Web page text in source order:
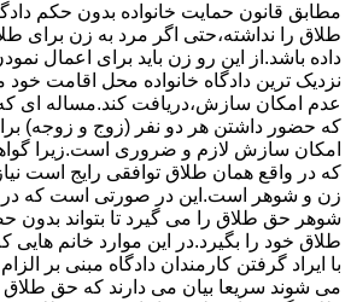
مطابق قانون حمایت خانواده بدون حکم
طلاق را نداشته،حتی اگر مرد به زن برای
داده باشد.از این رو زن باید برای اعمال
نزدیک ترین دادگاه خانواده محل اقامت
عدم امکان سازش،دریافت کند.مساله ای
که حضور داشتن هر دو نفر (زوج و زوجه)
امکان سازش لازم و ضروری است.زیرا
که در واقع همان طلاق توافقی رایج است
زن و شوهر است.این در صورتی است که در
شوهر حق طلاق را می گیرد تا بتواند بدون
طلاق خود را بگیرد.در این موارد خانم
با ایراد گرفتن کارمندان دادگاه مبنی بر
می شوند سریعا بیان می دارند که حق طلاق